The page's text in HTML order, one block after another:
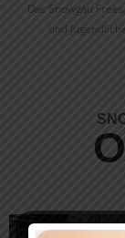
Das Snowgau
und